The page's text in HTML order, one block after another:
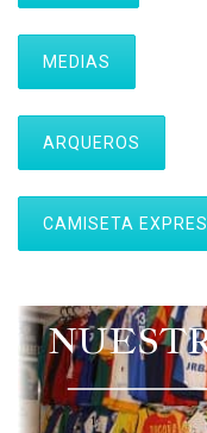
MEDIAS
ARQUEROS
CAMISETA